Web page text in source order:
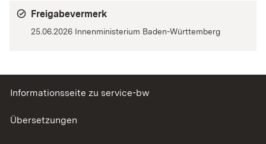
Freigabevermerk
25.06.2026 Innenministerium Baden-Württemberg
Informationsseite zu service-bw
Übersetzungen